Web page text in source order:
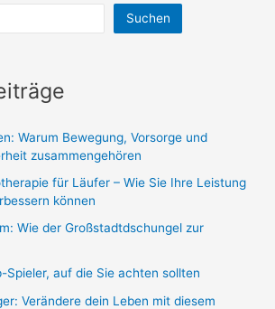
Suchen
Warum Bewegung, Vorsorge und
zusammengehören
für Läufer – Wie Sie Ihre Leistung
können
Wie der Großstadtdschungel zur
Spieler, auf die Sie achten sollten
Verändere dein Leben mit diesem